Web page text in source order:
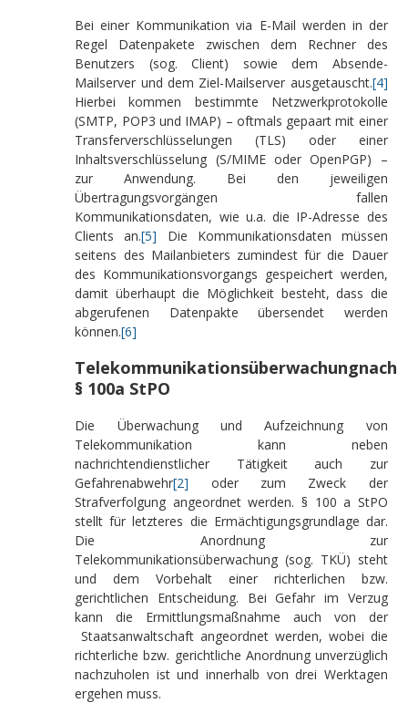
Bei einer Kommunikation via E-Mail werden in der
Regel Datenpakete zwischen dem Rechner des
Benutzers (sog. Client) sowie dem Absende-
Mailserver und dem Ziel-Mailserver ausgetauscht.[4]
Hierbei kommen bestimmte Netzwerkprotokolle
(SMTP, POP3 und IMAP) – oftmals gepaart mit einer
Transferverschlüsselungen (TLS) oder einer
Inhaltsverschlüsselung (S/MIME oder OpenPGP) –
zur Anwendung. Bei den jeweiligen
Übertragungsvorgängen fallen
Kommunikationsdaten, wie u.a. die IP-Adresse des
Clients an.[5] Die Kommunikationsdaten müssen
seitens des Mailanbieters zumindest für die Dauer
des Kommunikationsvorgangs gespeichert werden,
damit überhaupt die Möglichkeit besteht, dass die
abgerufenen Datenpakte übersendet werden
können.[6]
Telekommunikationsüberwachungnach
§ 100a StPO
Die Überwachung und Aufzeichnung von
Telekommunikation kann neben
nachrichtendienstlicher Tätigkeit auch zur
Gefahrenabwehr[2] oder zum Zweck der
Strafverfolgung angeordnet werden. § 100 a StPO
stellt für letzteres die Ermächtigungsgrundlage dar.
Die Anordnung zur
Telekommunikationsüberwachung (sog. TKÜ) steht
und dem Vorbehalt einer richterlichen bzw.
gerichtlichen Entscheidung. Bei Gefahr im Verzug
kann die Ermittlungsmaßnahme auch von der
Staatsanwaltschaft angeordnet werden, wobei die
richterliche bzw. gerichtliche Anordnung unverzüglich
nachzuholen ist und innerhalb von drei Werktagen
ergehen muss.